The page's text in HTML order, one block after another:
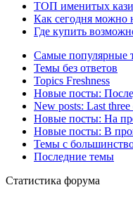
ТОП именитых
Как сегодня можно
Где купить
Самые популярные
Темы без ответов
Topics Freshness
Новые посты:
New posts: Last three
Новые посты: На
Новые посты: В
Темы с
Последние темы
Статистика форума